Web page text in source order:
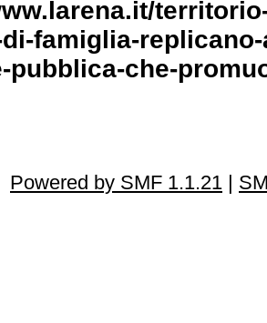
famiglia-
pubblica-che-
Powered by SMF 1.1.21 |